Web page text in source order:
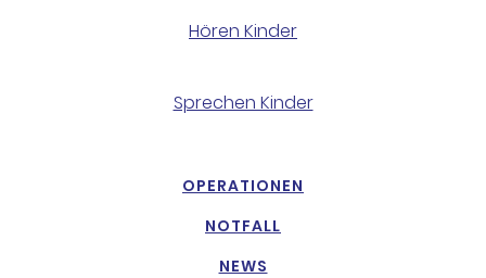
Hören Kinder
Sprechen Kinder
OPERATIONEN
NOTFALL
NEWS